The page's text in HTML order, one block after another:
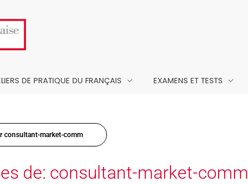
DE PRATIQUE DU FRANÇAIS EXAMENS ET TESTS
consultant-market-comm
de: consultant-market-comm